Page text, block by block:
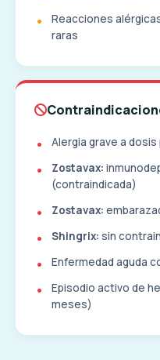
Reacciones
raras
Alergia grave a
Zostavax:
(contraindicada)
Zostavax:
Shingrix: sin
Enfermedad aguda
Episodio activo de
meses)